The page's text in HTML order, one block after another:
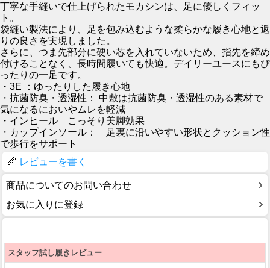
丁寧な手縫いで仕上げられたモカシンは、足に優しくフィッ
ト。
袋縫い製法により、足を包み込むような柔らかな履き心地と返
りの良さを実現しました。
さらに、つま先部分に硬い芯を入れていないため、指先を締め
付けることなく、長時間履いても快適。デイリーユースにもぴ
ったりの一足です。
・3E ：ゆったりした履き心地
・抗菌防臭・透湿性： 中敷は抗菌防臭・透湿性のある素材で
気になるにおいやムレを軽減
・インヒール こっそり美脚効果
・カップインソール： 足裏に沿いやすい形状とクッション性
で歩行をサポート
レビューを書く
商品についてのお問い合わせ
お気に入りに登録
スタッフ試し履きレビュー